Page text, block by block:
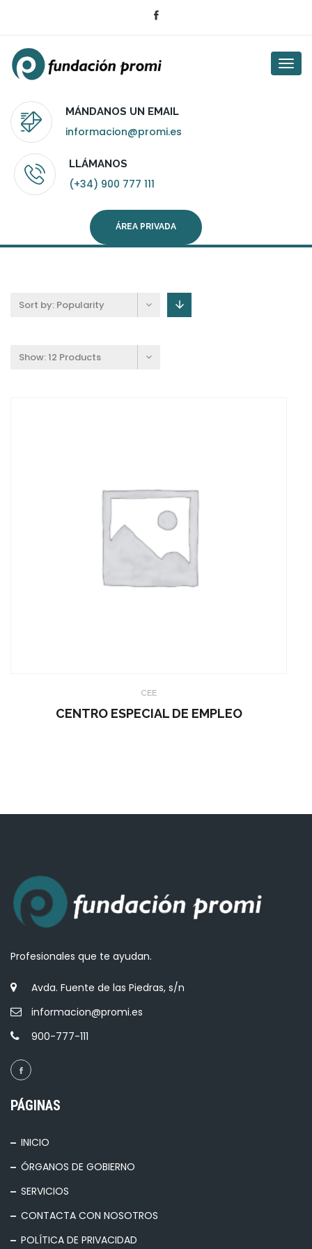
MÁNDANOS UN EMAIL
informacion@promi.es
LLÁMANOS
(+34) 900 777 111
ÁREA PRIVADA
Sort by: Popularity
Show:12 Products
CEE
CENTRO ESPECIAL DE EMPLEO
Profesionales que te ayudan.
Avda. Fuente de las Piedras, s/n
informacion@promi.es
900-777-111
PÁGINAS
INICIO
ÓRGANOS DE GOBIERNO
SERVICIOS
CONTACTA CON NOSOTROS
POLÍTICA DE PRIVACIDAD